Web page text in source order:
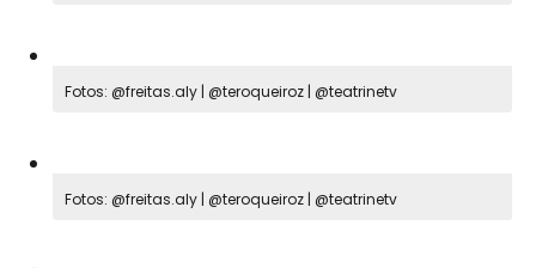
Fotos: @freitas.aly | @teroqueiroz | @teatrinetv
Fotos: @freitas.aly | @teroqueiroz | @teatrinetv